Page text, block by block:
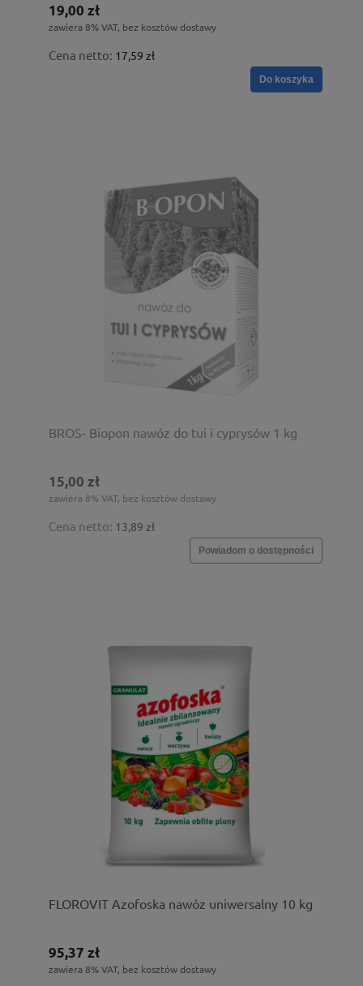
19,00 zł
zawiera 8% VAT, bez kosztów dostawy
Cena netto: 17,59 zł
Do koszyka
BROS- Biopon nawóz do tui i cyprysów 1 kg
15,00 zł
zawiera 8% VAT, bez kosztów dostawy
Cena netto: 13,89 zł
Powiadom o dostępności
FLOROVIT Azofoska nawóz uniwersalny 10 kg
95,37 zł
zawiera 8% VAT, bez kosztów dostawy